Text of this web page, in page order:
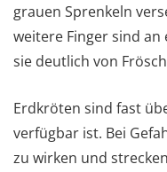
grauen Sprenkeln
weitere Finger sind an
sie deutlich von
Erdkröten sind fast
verfügbar ist. Bei
zu wirken und